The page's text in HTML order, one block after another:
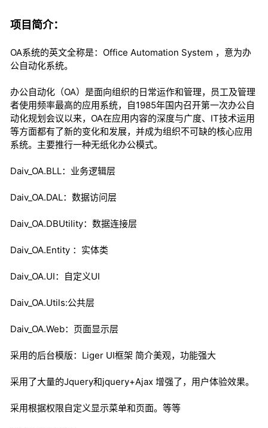
项目简介：
OA系统的英文全称是：Office Automation System ，意为办
公自动化系统。
办公自动化（OA）是面向组织的日常运作和管理，员工及管理
者使用频率最高的应用系统，自1985年国内召开第一次办公自
动化规划会议以来，OA在应用内容的深度与广度、IT技术运用
等方面都有了新的变化和发展，并成为组织不可缺的核心应用
系统。主要推行一种无纸化办公模式。
Daiv_OA.BLL：业务逻辑层
Daiv_OA.DAL：数据访问层
Daiv_OA.DBUtility：数据连接层
Daiv_OA.Entity ：实体类
Daiv_OA.UI：自定义UI
Daiv_OA.Utils:公共层
Daiv_OA.Web：页面显示层
采用的后台模版：Liger UI框架 简介美观，功能强大
采用了大量的Jquery和jquery+Ajax 增强了，用户体验效果。
采用根据权限自定义显示菜单和页面。等等